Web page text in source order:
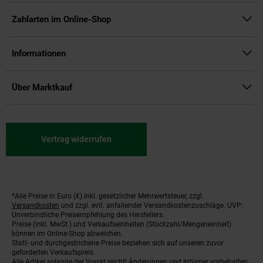
Zahlarten im Online-Shop
Informationen
Über Marktkauf
Vertrag widerrufen
Fußnoten
*Alle Preise in Euro (€) inkl. gesetzlicher Mehrwertsteuer, zzgl.
Versandkosten und zzgl. evtl. anfallender Versandkostenzuschläge. UVP:
Unverbindliche Preisempfehlung des Herstellers.
Preise (inkl. MwSt.) und Verkaufseinheiten (Stückzahl/Mengeneinheit)
können im Online-Shop abweichen.
Statt- und durchgestrichene Preise beziehen sich auf unseren zuvor
geforderten Verkaufspreis.